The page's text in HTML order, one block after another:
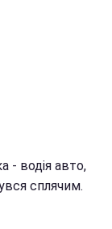
- водія авто,
сплячим.